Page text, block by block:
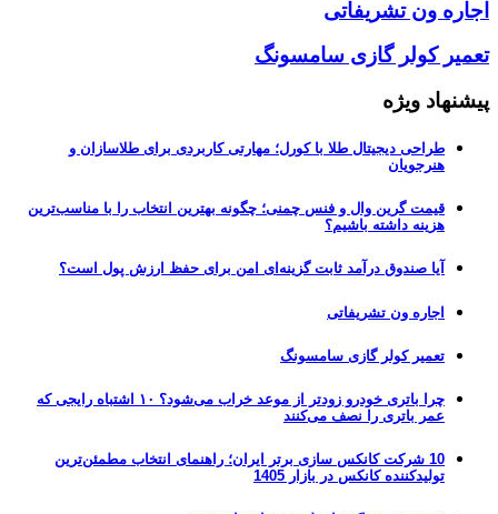
اجاره ون تشریفاتی
تعمیر کولر گازی سامسونگ
پیشنهاد ویژه
طراحی دیجیتال طلا با کورل؛ مهارتی کاربردی برای طلاسازان و
هنرجویان
قیمت گرین وال و فنس چمنی؛ چگونه بهترین انتخاب را با مناسب‌ترین
هزینه داشته باشیم؟
آیا صندوق درآمد ثابت گزینه‌ای امن برای حفظ ارزش پول است؟
اجاره ون تشریفاتی
تعمیر کولر گازی سامسونگ
چرا باتری خودرو زودتر از موعد خراب می‌شود؟ ۱۰ اشتباه رایجی که
عمر باتری را نصف می‌کنند
10 شرکت کانکس سازی برتر ایران؛ راهنمای انتخاب مطمئن‌ترین
تولیدکننده کانکس در بازار 1405